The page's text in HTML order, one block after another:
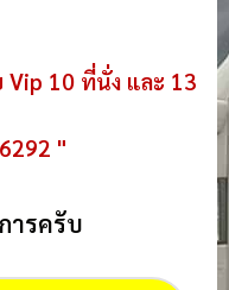
Vip 10 ที่นั่ง และ 13
"
ารครับ